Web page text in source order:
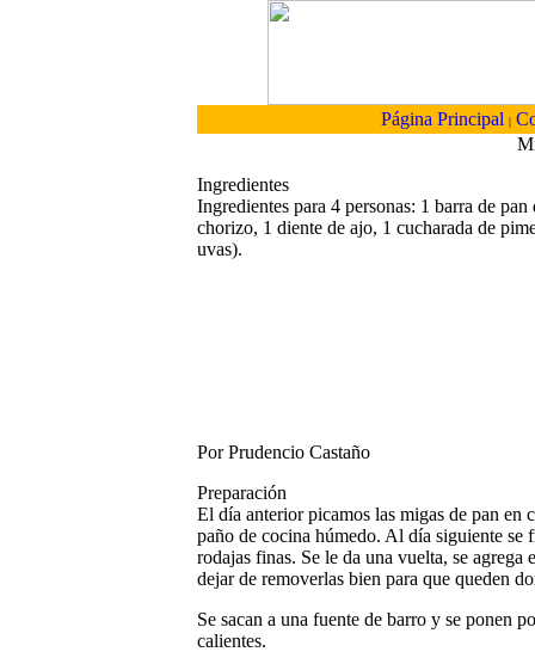
Página Principal |
Ingredientes
Ingredientes para 4 personas: 1 barra de
chorizo, 1 diente de ajo, 1 cucharada de
uvas).
Por Prudencio Castaño
Preparación
El día anterior picamos las migas de pan en
paño de cocina húmedo. Al día siguiente
rodajas finas. Se le da una vuelta, se
dejar de removerlas bien para que queden
Se sacan a una fuente de barro y se ponen
calientes.